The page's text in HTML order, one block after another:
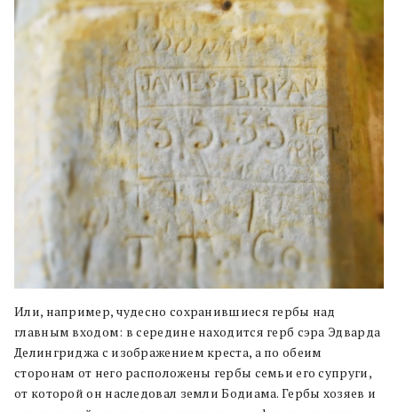
Или, например, чудесно сохранившиеся гербы над
главным входом: в середине находится герб сэра Эдварда
Делингриджа с изображением креста, а по обеим
сторонам от него расположены гербы семьи его супруги,
от которой он наследовал земли Бодиама. Гербы хозяев и